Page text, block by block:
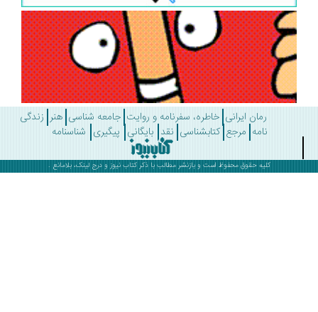
رمان ایرانی خاطره، سفرنامه و روایت جامعه شناسی هنر زندگی
مرجع کتابشناسی نقد بایگانی پیگیری شناسنامه
کلیه حقوق محفوظ است و بازنشر مطالب با ذکرکتاب نیوز و درج لینک، بلامانع .